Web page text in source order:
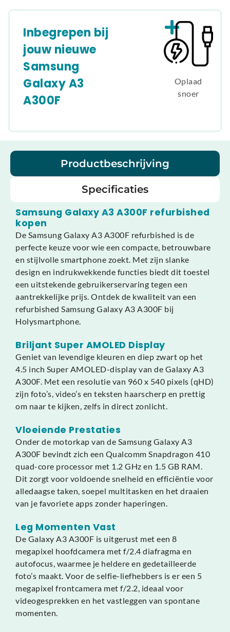
Inbegrepen bij
jouw nieuwe
Samsung
Galaxy A3
A300F
Oplaad
snoer
Productbeschrijving
Specificaties
Samsung Galaxy A3 A300F refurbished
kopen
De Samsung Galaxy A3 A300F refurbished is de
perfecte keuze voor wie een compacte, betrouwbare
en stijlvolle smartphone zoekt. Met zijn slanke
design en indrukwekkende functies biedt dit toestel
een uitstekende gebruikerservaring tegen een
aantrekkelijke prijs. Ontdek de kwaliteit van een
refurbished Samsung Galaxy A3 A300F bij
Holysmartphone.
Briljant Super AMOLED Display
Geniet van levendige kleuren en diep zwart op het
4.5 inch Super AMOLED-display van de Galaxy A3
A300F. Met een resolutie van 960 x 540 pixels (qHD)
zijn foto’s, video’s en teksten haarscherp en prettig
om naar te kijken, zelfs in direct zonlicht.
Vloeiende Prestaties
Onder de motorkap van de Samsung Galaxy A3
A300F bevindt zich een Qualcomm Snapdragon 410
quad-core processor met 1.2 GHz en 1.5 GB RAM.
Dit zorgt voor voldoende snelheid en efficiëntie voor
alledaagse taken, soepel multitasken en het draaien
van je favoriete apps zonder haperingen.
Leg Momenten Vast
De Galaxy A3 A300F is uitgerust met een 8
megapixel hoofdcamera met f/2.4 diafragma en
autofocus, waarmee je heldere en gedetailleerde
foto’s maakt. Voor de selfie-liefhebbers is er een 5
megapixel frontcamera met f/2.2, ideaal voor
videogesprekken en het vastleggen van spontane
momenten.